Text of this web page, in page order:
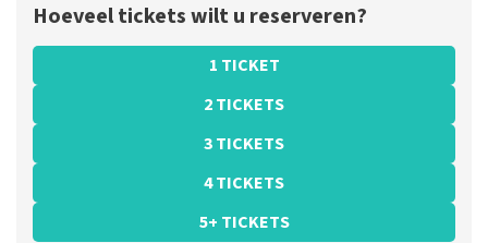
Hoeveel tickets wilt u reserveren?
1 TICKET
2 TICKETS
3 TICKETS
4 TICKETS
5+ TICKETS